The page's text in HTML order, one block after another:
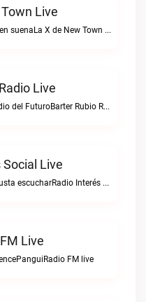
Live
La X de New que bien suenaLa X de New Town live
Live
Barter Rubio, La Radio del FuturoBarter Rubio Radio live
Live
La música que te gusta escucharRadio Interés Social live
Live
FM live